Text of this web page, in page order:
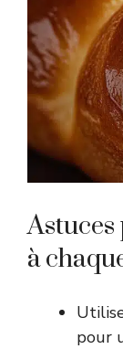
à
pour